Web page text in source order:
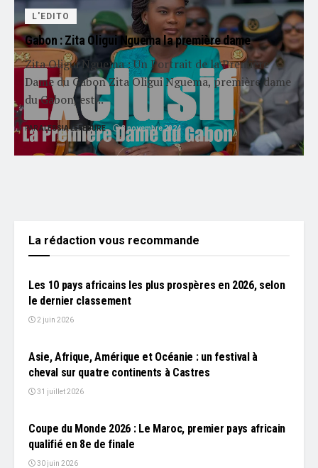
L'EDITO
Gabon : Zita Oligui Nguema la première dame
Zita Oligui Nguema : Un Portrait de la Première
Dame du Gabon Zita Oligui Nguema, première dame
du Gabon, est...
PARALESSIA LEFÉBURE 8 novembre 2024
La rédaction vous recommande
L'EDITO
Les 10 pays africains les plus prospères en 2026, selon
le dernier classement
2 juin 2026
Asie, Afrique, Amérique et Océanie : un festival à
cheval sur quatre continents à Castres
31 juillet 2026
Coupe du Monde 2026 : Le Maroc, premier pays africain
qualifié en 8e de finale
30 juin 2026